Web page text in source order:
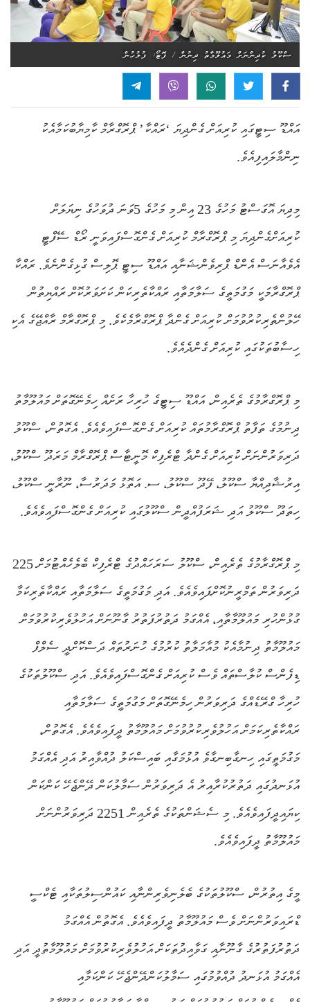
ސްކޫލު ކުދިންނަށް މައުލޫމާތު ދިނުން / ފޮޓޯ: ފުލުހުން
އައްޑޫ ސިޓީގައި ކުރިއަށް ގެންދިޔަ ‘ރައްކާ’ ޕްރޮގްރާމް ކާމިޔާބުކަމާއެކު
ނިންމާލައިފިއެވެ.
މިދިޔަ އޮގަސްޓު މަހުގެ 23 އިން މި މަހުގެ 5ވަނަ ދުވަހުގެ ނިޔަލަށް
ކުރިއަށްގެންދިޔަ މި ޕްރޮގްރާމް ކުރިއަށް ގެންގޮސްފައިވަނީ ރޯޑް ސޭފްޓީ
އެވެއާނަސް އެންޑް ޕްރިވެންޝަނާއި އައްޑޫ ސިޓީ ޕޮލިސް ގުޅިގެންނެވެ. ރައްކާ
ޕްރޮގްރާމަކީ މަގުމަތީގެ ސަލާމަތާއި ރައްކާތެރިކަން ކަށަވަރުކޮށް ރައްޔިތުން
ހޭލުންތެރިކުރުވުމަށް ކުރިއަށް ގެންދާ ޕްރޮގްރާމެކެވެ. މި ޕްރޮގްރާމް ރާއްޖޭގެ އެކި
ހިސާބުތަކުގައި ކުރިއަށް ގެންދެއެވެ.
މި ޕްރޮގްރާމުގެ ތެރެއިން، އައްޑޫ ސިޓީގެ ހުރިހާ ރަށެއް ހިމެނޭގޮތަށް މައުލޫމާތު
ދިނުމުގެ ތަފާތު ޕްރޮގްރާމުތައް ކުރިއަށް ގެންގޮސްފައިވެއެވެ. އެގޮތުން، ސްކޫލު
ދަރިވަރުންނަށް ކުރިއަށް ގެންދާ ޓްރެފިކް މޮނީޓާސް ޕްރޮގްރާމް މަރަދޫ ސްކޫލު،
އިރުޝާދިއްޔާ ސްކޫލު، ފޭދޫ ސްކޫލު، ސ. އަތޮޅު މަދަރުސާ، ނޫރާނީ ސްކޫލު،
ހިތަދޫ ސްކޫލު އަދި ޝަރަފުއްދީން ސްކޫލުގައި ކުރިއަށް ގެންގޮސްފައިވެއެވެ.
މި ޕްރޮގްރާމުގެ ތެރެއިން، ސްކޫލު ސަރަހައްދުގެ ޓްރެފިކް ބެލެހެއްޓުމަށް 225
ދަރިވަރުން ތަމްރީނުކޮށްފައިވެއެވެ. އަދި މަގުމަތީގެ ސަލާމަތާއި ރައްކާތެރިކަމާ
ގުޅުންހުރި މައުލޫމާތާއި، އެއްގަމު ދަތުރުފަތުރު ގާނޫނަށް އަހުލުވެރިކުރުވުމަށް
މައުލޫމާތު ދިނުމާއެކު މުއާމަލާތު ކުރުމުގެ ހުނަރުތައް ދަސްކޮށްދީ ސެލްފް
ޑިފެންސް ކުލާސްތައް ވެސް ކުރިއަށް ގެންގޮސްފައިވެއެވެ. އަދި ސްކޫލުތަކުގެ
ހުރިހާ ގްރޭޑެއްގެ ދަރިވަރުން ހިމެނޭގޮތަށް މަގުމަތީގެ ސަލާމަތާއި
ރައްކާތެރިކަމަށް އަހުލުވެރިކުރުވުމަށް މައުލޫމާތު ދީފައިވެއެވެ. އެގޮތުން،
މަގުމަތީގައި ހިނގާބިނގާވެ އުޅުމަގާއި ބައިސްކަލު ދުއްވާއިރު އަދި އެއްގަމު
އުޅަނދުގައި ދަތުރުކުރާއިރު އެ ދަރިވަރުން ސަމާލުކަން ދޭންޖެހޭ ކަންކަން
ކިޔައިދީފައިވެއެވެ. މި ސެޝަންތަކުގެ ތެރެއިން 2251 ދަރިވަރުންނަށް
މައުލޫމާތު ދީފައިވެއެވެ.
މީގެ އިތުރުން، ސްކޫލުތަކުގެ ބެލެނިވެރިންނާއި ކައުންސިލުތަކާއި ޓެކްސީ
ޑްރައިވަރުންނަށް ވެސް މައުލޫމާތު ދީފައިވެއެވެ. އެގޮތުން އެއްގަމު
ދަތުރުފަތުރުގެ ގާނޫނާއި ގަވާއިދުތަކަށް އަހުލުވެރިކުރުވުމަށް މައުލޫމާތުދީ އަދި
އެއްގަމު އުޅަނދު ދުއްވުމުގައި ސަމާލުކަންދޭންޖެހޭ ކަންކަމާއި